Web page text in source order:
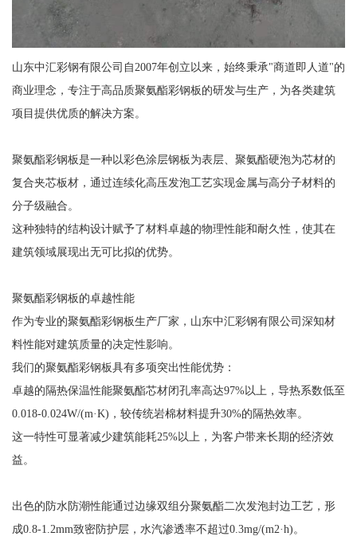
山东中汇彩钢有限公司自2007年创立以来，始终秉承"商道即人道"的
商业理念，专注于高品质聚氨酯彩钢板的研发与生产，为各类建筑
项目提供优质的解决方案。
聚氨酯彩钢板是一种以彩色涂层钢板为表层、聚氨酯硬泡为芯材的
复合夹芯板材，通过连续化高压发泡工艺实现金属与高分子材料的
分子级融合。
这种独特的结构设计赋予了材料卓越的物理性能和耐久性，使其在
建筑领域展现出无可比拟的优势。
聚氨酯彩钢板的卓越性能
作为专业的聚氨酯彩钢板生产厂家，山东中汇彩钢有限公司深知材
料性能对建筑质量的决定性影响。
我们的聚氨酯彩钢板具有多项突出性能优势：
卓越的隔热保温性能聚氨酯芯材闭孔率高达97%以上，导热系数低至
0.018-0.024W/(m·K)，较传统岩棉材料提升30%的隔热效率。
这一特性可显著减少建筑能耗25%以上，为客户带来长期的经济效
益。
出色的防水防潮性能通过边缘双组分聚氨酯二次发泡封边工艺，形
成0.8-1.2mm致密防护层，水汽渗透率不超过0.3mg/(m2·h)。